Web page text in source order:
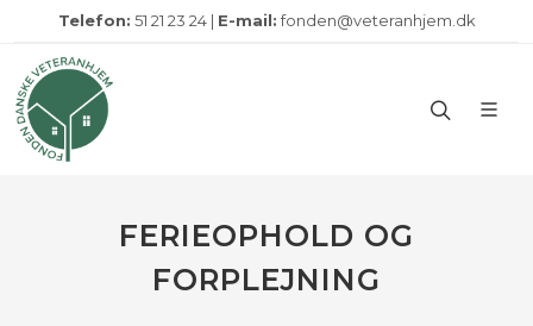
Telefon: 51 21 23 24 | E-mail: fonden@veteranhjem.dk
FERIEOPHOLD OG
FORPLEJNING